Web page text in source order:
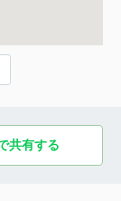
共有する